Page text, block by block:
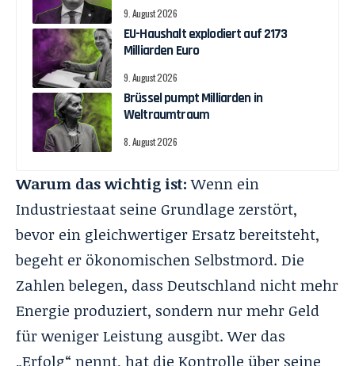
9. August 2026
EU-Haushalt explodiert auf 2173
Milliarden Euro
9. August 2026
Brüssel pumpt Milliarden in
Weltraumtraum
8. August 2026
Warum das wichtig ist:Wenn ein
Industriestaat seine Grundlage zerstört,
bevor ein gleichwertiger Ersatz bereitsteht,
begeht er ökonomischen Selbstmord. Die
Zahlen belegen, dass Deutschland nicht mehr
Energie produziert, sondern nur mehr Geld
für weniger Leistung ausgibt. Wer das
„Erfolg“ nennt, hat die Kontrolle über seine